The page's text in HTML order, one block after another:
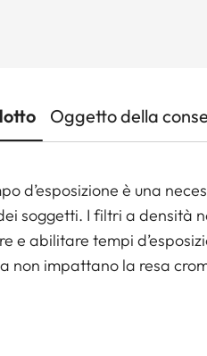
Oggetto della
d’esposizione è una
soggetti. I filtri a densità
e abilitare tempi
non impattano la resa